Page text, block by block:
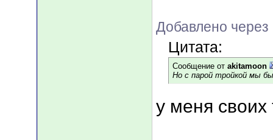
Добавлено
Цитата:
Сообщение от akitamoon
Но с парой тройкой мы
у меня своих